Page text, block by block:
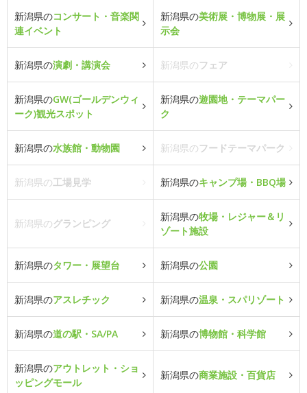
新潟県のコンサート・音楽関
連イベント
新潟県の美術展・博物展・展
示会
新潟県の演劇・講演会 新潟県のフェア
新潟県のGW(ゴールデンウィ
ーク)観光スポット
新潟県の遊園地・テーマパー
ク
新潟県の水族館・動物園 新潟県のフードテーマパーク
新潟県の工場見学 新潟県のキャンプ場・BBQ場
新潟県のグランピング
新潟県の牧場・レジャー＆リ
ゾート施設
新潟県のタワー・展望台 新潟県の公園
新潟県のアスレチック 新潟県の温泉・スパリゾート
新潟県の道の駅・SA/PA 新潟県の博物館・科学館
新潟県のアウトレット・ショ
ッピングモール
新潟県の商業施設・百貨店